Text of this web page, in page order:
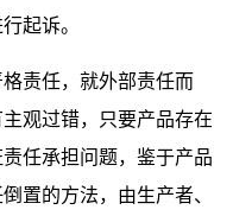
起诉。
责任，就外部责任而
观过错，只要产品存在
任承担问题，鉴于产品
置的方法，由生产者、